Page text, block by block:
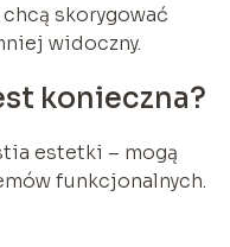
skorygować
widoczny.
konieczna?
estetki – mogą
funkcjonalnych.